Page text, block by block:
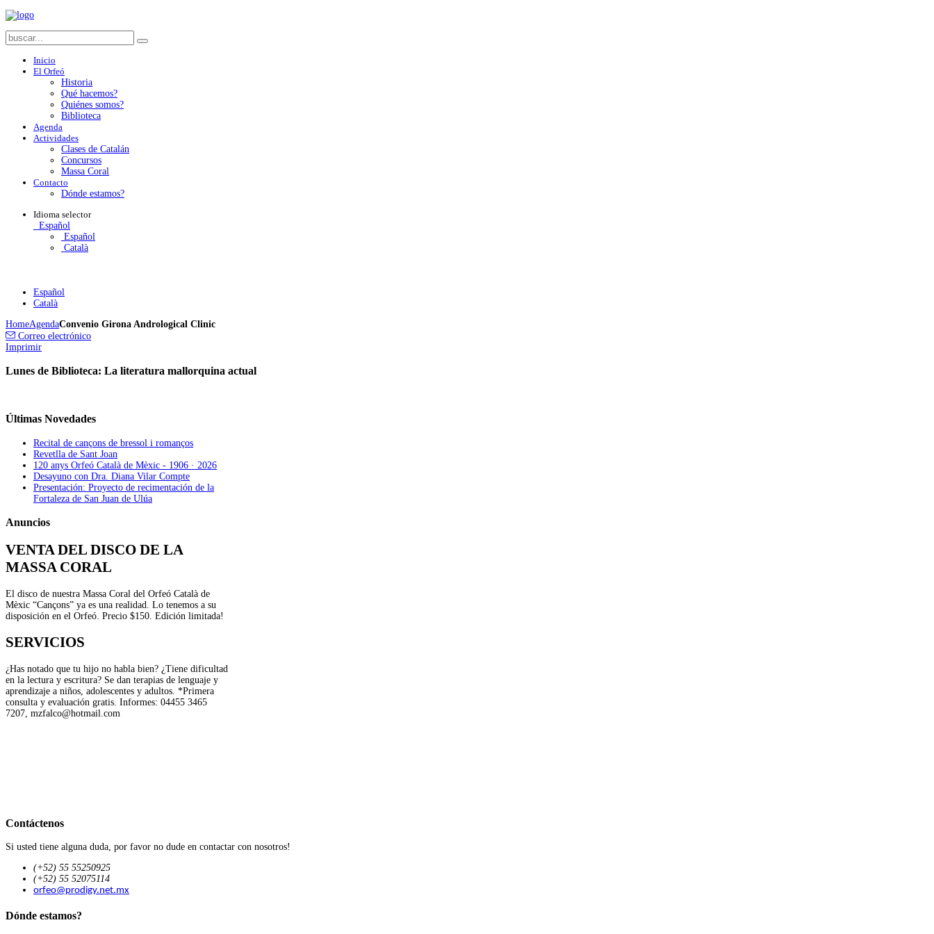
Inicio
El Orfeó
Historia
Qué hacemos?
Quiénes somos?
Biblioteca
Agenda
Actividades
Clases de Catalán
Concursos
Massa Coral
Contacto
Dónde estamos?
Idioma selector
Español
Español
Català
Español
Català
HomeAgendaConvenio Girona Andrological Clinic
Correo electrónico
Imprimir
Lunes de Biblioteca: La literatura mallorquina actual
Últimas Novedades
Recital de cançons de bressol i romanços
Revetlla de Sant Joan
120 anys Orfeó Català de Mèxic - 1906 · 2026
Desayuno con Dra. Diana Vilar Compte
Presentación: Proyecto de recimentación de la
Fortaleza de San Juan de Ulúa
Anuncios
VENTA DEL DISCO DE LA
MASSA CORAL
El disco de nuestra Massa Coral del Orfeó Català de
Mèxic “Cançons” ya es una realidad. Lo tenemos a su
disposición en el Orfeó. Precio $150. Edición limitada!
SERVICIOS
¿Has notado que tu hijo no habla bien? ¿Tiene dificultad
en la lectura y escritura? Se dan terapias de lenguaje y
aprendizaje a niños, adolescentes y adultos. *Primera
consulta y evaluación gratis. Informes: 04455 3465
7207, mzfalco@hotmail.com
Contáctenos
Si usted tiene alguna duda, por favor no dude en contactar con nosotros!
(+52) 55 55250925
(+52) 55 52075114
orfeo@prodigy.net.mx
Dónde estamos?